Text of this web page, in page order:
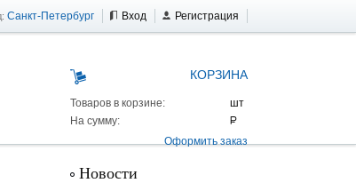
Санкт-Петербург Вход Регистрация
КОРЗИНА
Товаров в корзине:
На сумму:
Оформить заказ
Новости